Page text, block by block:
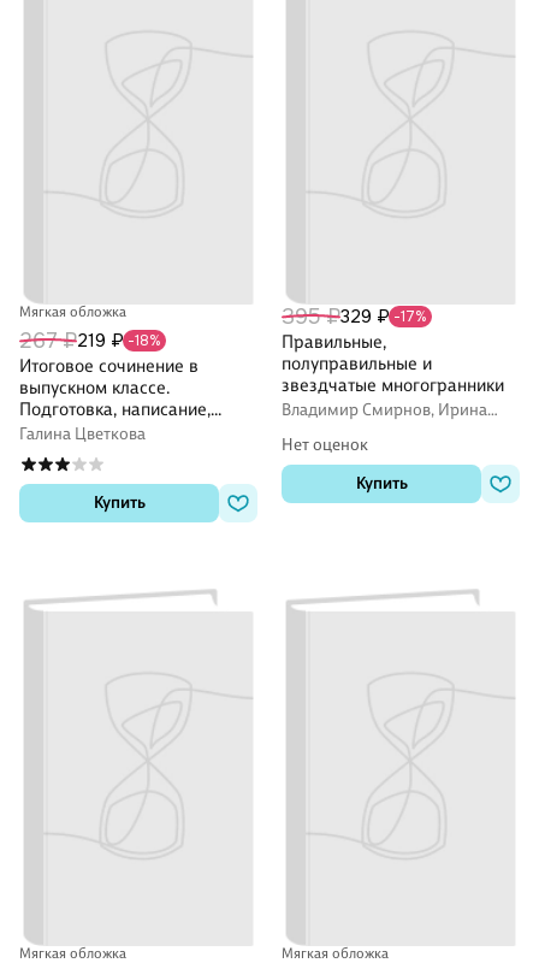
Мягкая обложка
267 ₽219 ₽ -18%
Итоговое сочинение в
выпускном классе.
Подготовка, написание,
редактирование.
Методические
рекомендации
Галина Цветкова
Купить
395 ₽329 ₽ -17%
Правильные,
полуправильные и
звездчатые многогранники
Владимир Смирнов, Ирина
Нет оценок
Купить
Мягкая обложка Мягкая обложка